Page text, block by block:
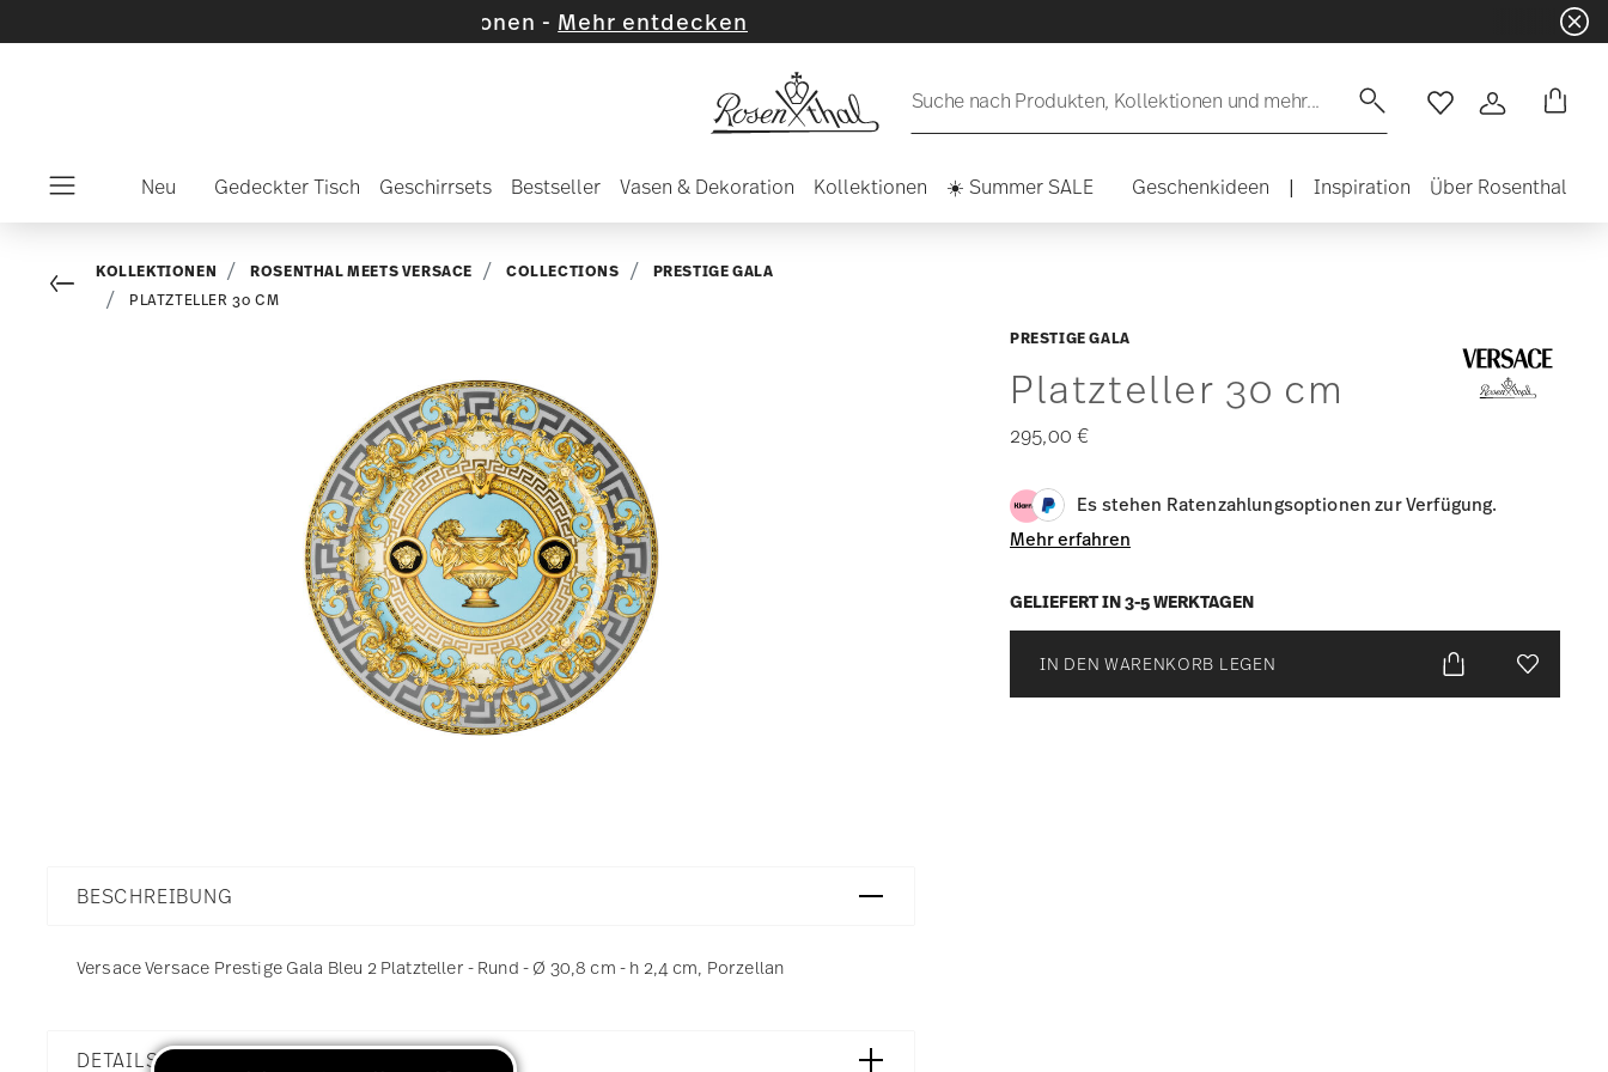
Mehr entdecken
Suche nach Produkten, Kollektionen und mehr... WishlistAnmelden
Neu Gedeckter Tisch Geschirrsets Bestseller Vasen & Dekoration Kollektionen ☀️ Summer SALE Geschenkideen | Inspiration Über Rosenthal
PRESTIGE GALA
Platzteller 30 cm
295,00 €
Es stehen Ratenzahlungsoptionen zur Verfügung.
Mehr erfahren
GELIEFERT IN 3-5 WERKTAGEN
IN DEN WARENKORB LEGEN Add To
Go backKOLLEKTIONEN ROSENTHAL MEETS VERSACE COLLECTIONS PRESTIGE GALA
PLATZTELLER 30 CM
BESCHREIBUNG
Versace Versace Prestige Gala Bleu 2 Platzteller - Rund - Ø 30,8 cm - h 2,4 cm, Porzellan
DETAILS